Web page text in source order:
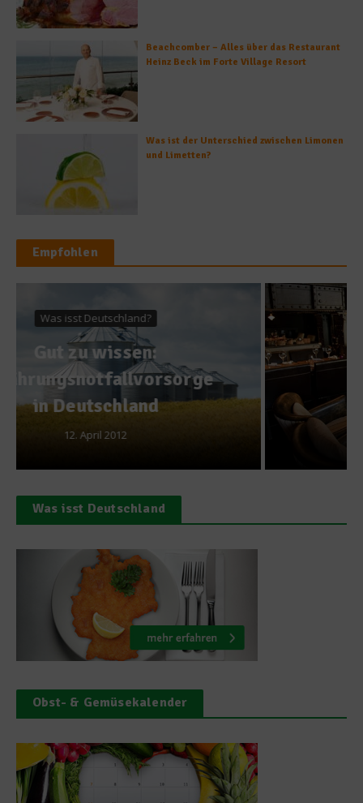
Beachcomber – Alles über das Restaurant
Heinz Beck im Forte Village Resort
Was ist der Unterschied zwischen Limonen
und Limetten?
Empfohlen
Gastro & Gourmet
Restaurant 5
26. Februar 2014
Was isst Deutschland
Obst- & Gemüsekalender